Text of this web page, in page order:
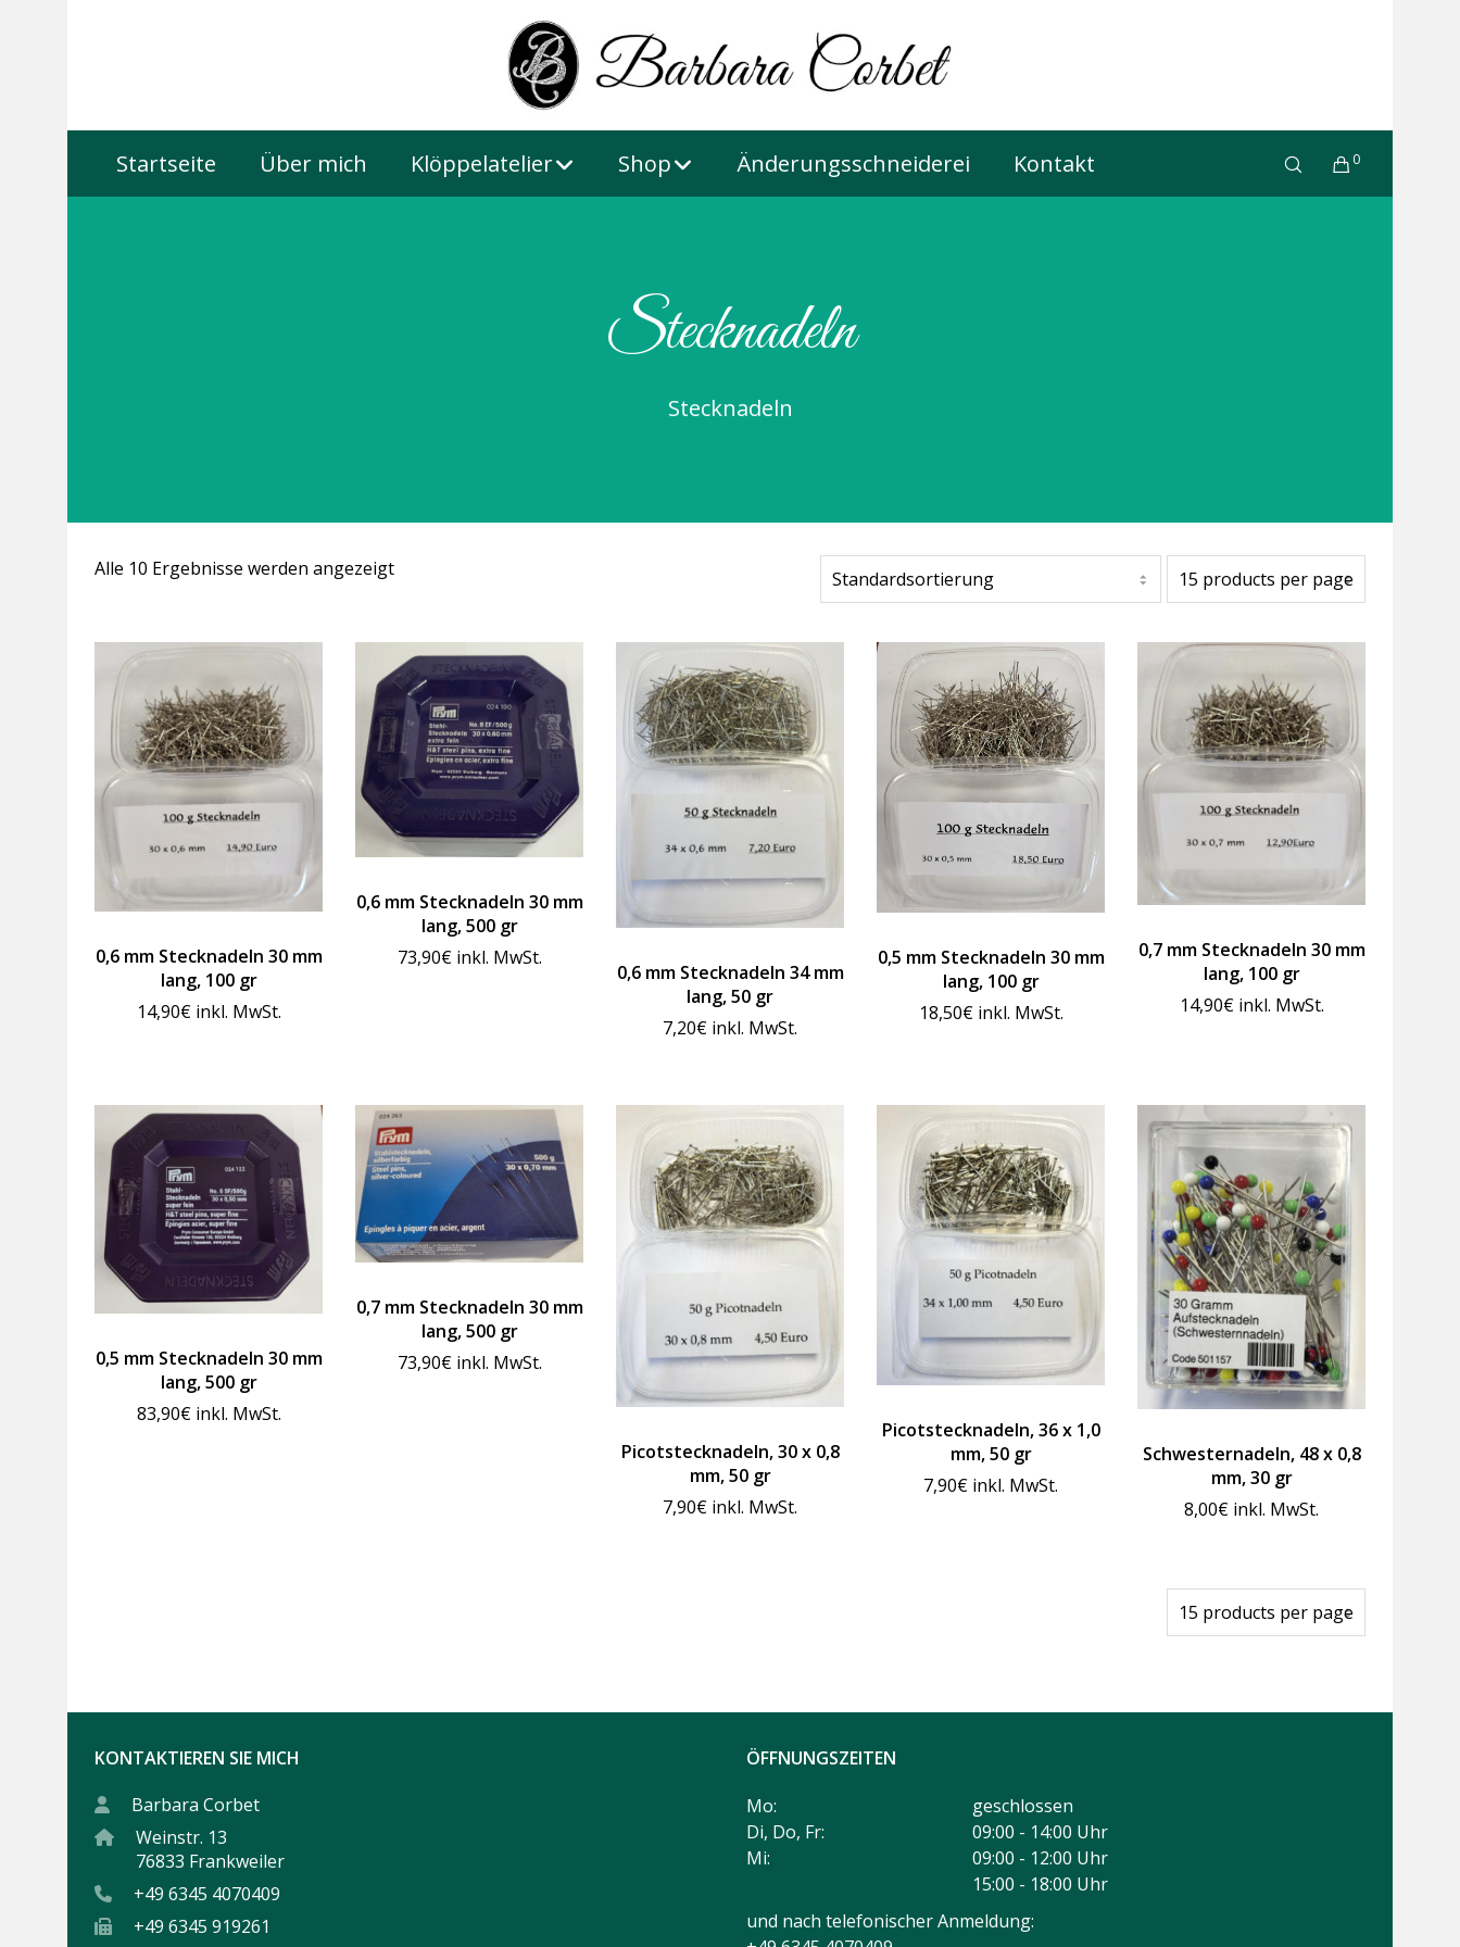
0
Startseite Über mich Klöppelatelier Shop Änderungsschneiderei Kontakt
Stecknadeln
Stecknadeln
Alle 10 Ergebnisse werden angezeigt
0,6 mm Stecknadeln 30 mm
lang, 100 gr
14,90€ inkl. MwSt.
0,6 mm Stecknadeln 30 mm
lang, 500 gr
73,90€ inkl. MwSt.
0,6 mm Stecknadeln 34 mm
lang, 50 gr
7,20€ inkl. MwSt.
0,5 mm Stecknadeln 30 mm
lang, 100 gr
18,50€ inkl. MwSt.
0,7 mm Stecknadeln 30 mm
lang, 100 gr
14,90€ inkl. MwSt.
0,5 mm Stecknadeln 30 mm
lang, 500 gr
83,90€ inkl. MwSt.
0,7 mm Stecknadeln 30 mm
lang, 500 gr
73,90€ inkl. MwSt.
Picotstecknadeln, 30 x 0,8
mm, 50 gr
7,90€ inkl. MwSt.
Picotstecknadeln, 36 x 1,0
mm, 50 gr
7,90€ inkl. MwSt.
Schwesternadeln, 48 x 0,8
mm, 30 gr
8,00€ inkl. MwSt.
KONTAKTIEREN SIE MICH
Barbara Corbet
Weinstr. 13
76833 Frankweiler
+49 6345 4070409
+49 6345 919261
ÖFFNUNGSZEITEN
Mo:
geschlossen
Di, Do, Fr:
09:00 - 14:00 Uhr
Mi:
09:00 - 12:00 Uhr
15:00 - 18:00 Uhr
und nach telefonischer Anmeldung: